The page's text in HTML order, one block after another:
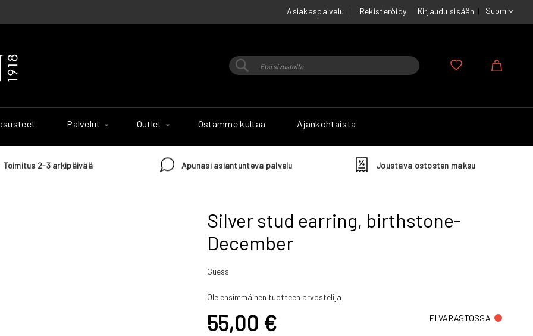
Asiakaspalvelu
Suomi
Rekisteröidy Kirjaudu sisään
Haku
Palvelut Outlet Ostamme kultaa Ajankohtaista
Toimitus 2-3 arkipäivää Apunasi asiantunteva palvelu Joustava ostosten maksu
Silver stud earring, birthstone-
December
Guess
Ole ensimmäinen tuotteen arvostelija
55,00 € EI VARASTOSSA